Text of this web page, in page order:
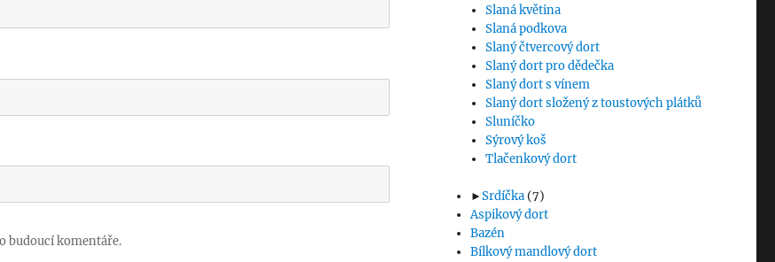
budoucí komentáře.
Slaná květina
Slaná podkova
Slaný čtvercový dort
Slaný dort pro dědečka
Slaný dort s vínem
Slaný dort složený z toustových plátků
Sluníčko
Sýrový koš
Tlačenkový dort
►Srdíčka (7)
Aspikový dort
Bazén
Bílkový mandlový dort